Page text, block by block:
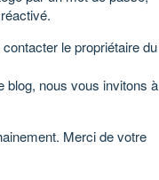
le propriétaire du
blog, nous vous invitons à
Merci de votre